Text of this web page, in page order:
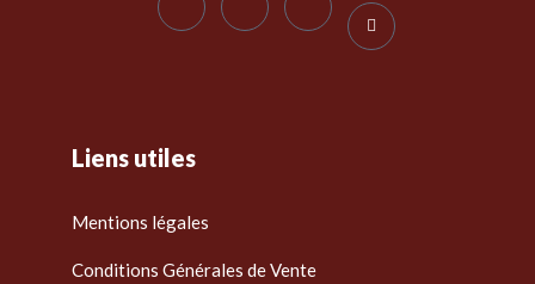
Liens utiles
Mentions légales
Conditions Générales de Vente